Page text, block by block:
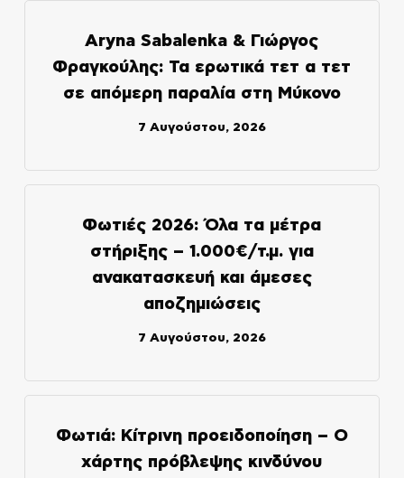
Aryna Sabalenka & Γιώργος
Φραγκούλης: Τα ερωτικά τετ α τετ
σε απόμερη παραλία στη Μύκονο
7 Αυγούστου, 2026
Φωτιές 2026: Όλα τα μέτρα
στήριξης – 1.000€/τ.μ. για
ανακατασκευή και άμεσες
αποζημιώσεις
7 Αυγούστου, 2026
Φωτιά: Κίτρινη προειδοποίηση – Ο
χάρτης πρόβλεψης κινδύνου